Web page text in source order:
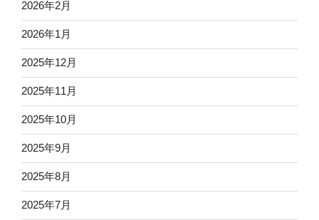
2026年2月
2026年1月
2025年12月
2025年11月
2025年10月
2025年9月
2025年8月
2025年7月